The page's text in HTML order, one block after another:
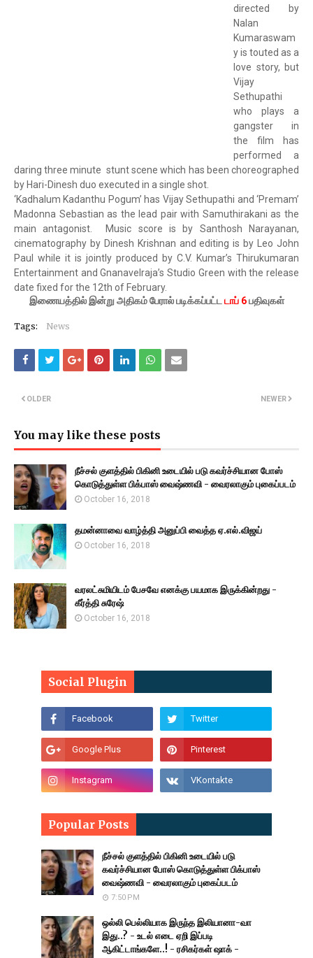
directed by
Nalan
Kumaraswam
y is touted as a
love story, but
Vijay
Sethupathi
who plays a
gangster in
the film has
performed a
daring three minute stunt scene which has been choreographed
by Hari-Dinesh duo executed in a single shot.
‘Kadhalum Kadanthu Pogum’ has Vijay Sethupathi and ‘Premam’
Madonna Sebastian as the lead pair with Samuthirakani as the
main antagonist. Music score is by Santhosh Narayanan,
cinematography by Dinesh Krishnan and editing is by Leo John
Paul while it is jointly produced by C.V. Kumar’s Thirukumaran
Entertainment and Gnanavelraja’s Studio Green with the release
date fixed for the 12th of February.
இணையத்தில் இன்று அதிகம் பேரால் படிக்கப்பட்ட டாப் 6பதிவுகள்
Tags: News
NEWER
OLDER
You may like these posts
நீச்சல் குளத்தில் பிகினி உடையில் படு கவர்ச்சியான போஸ்
கொடுத்துள்ள பிக்பாஸ் வைஷ்ணவி - வைரலாகும் புகைப்படம்
October 16, 2018
தமன்னாவை வாழ்த்தி அனுப்பி வைத்த ஏ.எல்.விஜய்
October 16, 2018
வரலட்சுமியிடம் பேசவே எனக்கு பயமாக இருக்கின்றது -
கீர்த்தி சுரேஷ்
October 16, 2018
Social Plugin
Popular Posts
நீச்சல் குளத்தில் பிகினி உடையில் படு
கவர்ச்சியான போஸ் கொடுத்துள்ள பிக்பாஸ்
வைஷ்ணவி - வைரலாகும் புகைப்படம்
7:50 PM
ஒல்லி பெல்லியாக இருந்த இலியானா-வா
இது..? - உடல் எடை ஏறி இப்படி
ஆகிட்டாங்களே..! - ரசிகர்கள் ஷாக் -